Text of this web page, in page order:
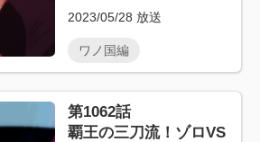
2023/05/28 放送
ワノ国編
第1062話
覇王の三刀流！ゾロVS